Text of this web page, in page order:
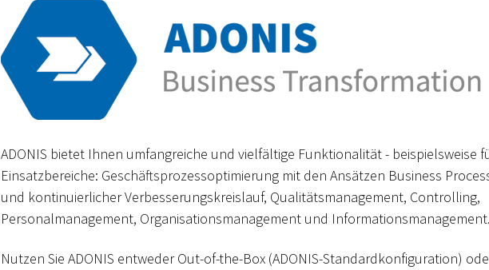
ADONIS bietet Ihnen umfangreiche und vielfältige Funktionalität - beispielsweise
Einsatzbereiche: Geschäftsprozessoptimierung mit den Ansätzen Business
und kontinuierlicher Verbesserungskreislauf, Qualitätsmanagement, Controlling,
Personalmanagement, Organisationsmanagement und Informationsmanagement.
Nutzen Sie ADONIS entweder Out-of-the-Box (ADONIS-Standardkonfiguration)